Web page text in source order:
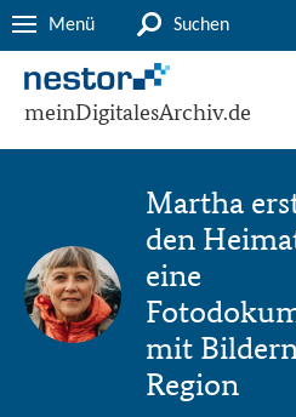
Menü Suchen
meinDigitalesArchiv.de
Martha
den
eine
mit
Region